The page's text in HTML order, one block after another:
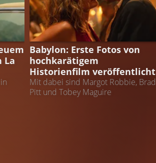
La
NEWS
Babylon: Erste Fotos von
hochkarätigem
Historienfilm veröffentlicht
Mit dabei sind Margot Robbie, Brad
Pitt und Tobey Maguire